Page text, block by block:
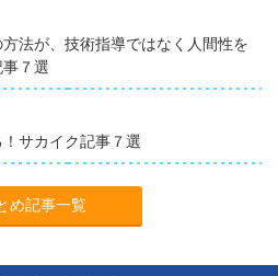
法が、技術指導ではなく人間性を
７選
サカイク記事７選
め記事一覧